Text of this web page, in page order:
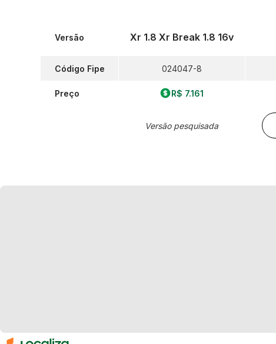
Versão
Código Fipe
Preço
Xr 1.8 Xr Break 1.8 16v
024047-8
R$ 7.161
Versão pesquisada